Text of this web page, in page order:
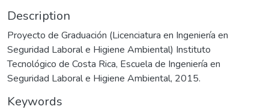
Description
Proyecto de Graduación (Licenciatura en Ingeniería en
Seguridad Laboral e Higiene Ambiental) Instituto
Tecnológico de Costa Rica, Escuela de Ingeniería en
Seguridad Laboral e Higiene Ambiental, 2015.
Keywords